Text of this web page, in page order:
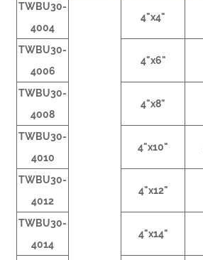
TWBU30-
4004
4"x4"
TWBU30-
4006
4"x6"
TWBU30-
4008
4"x8"
TWBU30-
4010
4"x10"
TWBU30-
4012
4"x12"
TWBU30-
4014
4"x14"